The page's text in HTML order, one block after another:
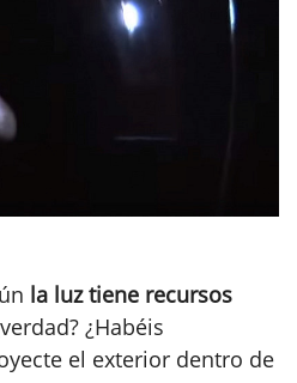
la luz tiene recursos
¿Habéis
el exterior dentro de